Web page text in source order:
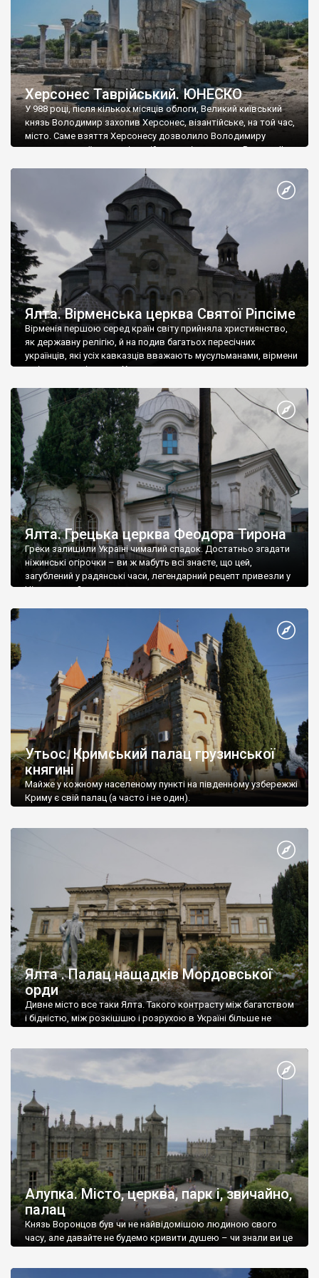
Херсонес Таврійський. ЮНЕСКО
У 988 році, після кількох місяців облоги, Великий київський
князь Володимир захопив Херсонес, візантійське, на той час,
місто. Саме взяття Херсонесу дозволило Володимиру
диктувати свої умови візантійському імператору Василю ІІ, та
Херсонесі Володимир-язичник, став Василем-християнином.
А потім було Хрещення Русі. На честь Херсонесу Таврійського
Ялта. Вірменська церква Святої Ріпсіме
Вірменія першою серед країн світу прийняла християнство,
як державну релігію, й на подив багатьох пересічних
українців, які усіх кавказців вважають мусульманами, вірмени
є відданими вірянами Христа
Ялта. Грецька церква Феодора Тирона
Греки залишили Україні чималий спадок. Достатньо згадати
ніжинські огірочки – ви ж мабуть всі знаєте, що цей,
загублений у радянські часи, легендарний рецепт привезли у
Ніжин греки?
Утьос. Кримський палац грузинської
княгині
Майже у кожному населеному пункті на південному узбережжі
Криму є свій палац (а часто і не один).
Ялта . Палац нащадків Мордовської
орди
Дивне місто все таки Ялта. Такого контрасту між багатством
і бідністю, між розкішшю і розрухою в Україні більше не
Алупка. Місто, церква, парк і, звичайно,
палац
Князь Воронцов був чи не найвідомішою людиною свого
часу, але давайте не будемо кривити душею – чи знали ви це